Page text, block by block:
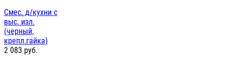
Смес. д/кухни с
выс. изл.
(черный,
крепл.гайка)
2 083 руб.